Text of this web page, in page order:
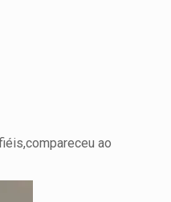
ao